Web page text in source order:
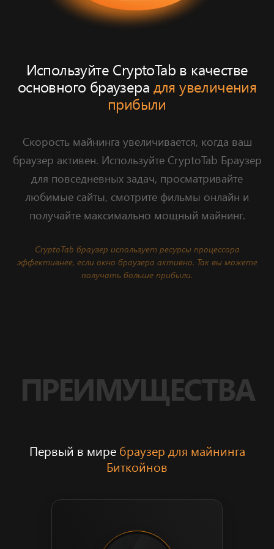
Используйте CryptoTab в качестве
основного браузера для увеличения
прибыли
Cкорость майнинга увеличивается, когда ваш
браузер активен. Используйте CryptoTab Браузер
для повседневных задач, просматривайте
любимые сайты, смотрите фильмы онлайн и
получайте максимально мощный майнинг.
CryptoTab браузер использует ресурсы процессора
эффективнее, если окно браузера активно. Так вы можете
получать больше прибыли.
ПРЕИМУЩЕСТВА
Первый в мире браузер для майнинга
Биткойнов